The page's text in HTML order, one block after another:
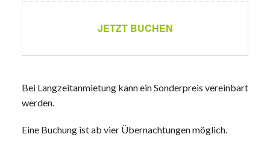
JETZT BUCHEN
Bei Langzeitanmietung kann ein Sonderpreis vereinbart
werden.
Eine Buchung ist ab vier Übernachtungen möglich.